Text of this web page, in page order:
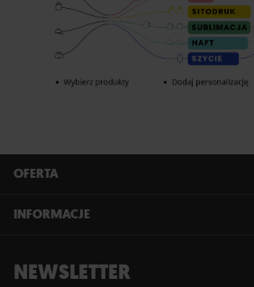
OFERTA
INFORMACJE
NEWSLETTER